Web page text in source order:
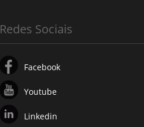
Redes Sociais
Facebook
Youtube
Linkedin